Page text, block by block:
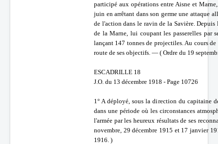
participé aux opérations entre Aisne et
juin en arrêtant dans son germe une attaque
de l'action dans le ravin de la Savière.
de la Marne, lui coupant les passerelles par
lançant 147 tonnes de projectiles. Au cours
route de ses objectifs. — ( Ordre du 19
ESCADRILLE 18
J.O. du 13 décembre 1918 - Page 10726
1° A déployé, sous la direction du capitaine
dans une période où les circonstances
l'armée par les heureux résultats de ses
novembre, 29 décembre 1915 et 17 janvier
1916. )